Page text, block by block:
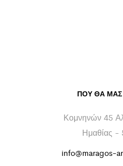
ΠΟΥ ΘΑ ΜΑΣ
Κομνηνών 45
Ημαθίας -
info@maragos-